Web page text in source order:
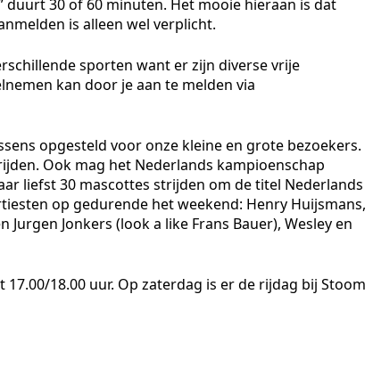
duurt 30 of 60 minuten. Het mooie hieraan is dat
is alleen wel verplicht.
sporten want er zijn diverse vrije
kan door je aan te melden via
opgesteld voor onze kleine en grote bezoekers.
Ook mag het Nederlands kampioenschap
liefst 30 mascottes strijden om de titel Nederlands
op gedurende het weekend: Henry Huijsmans,
Jonkers (look a like Frans Bauer), Wesley en
18.00 uur. Op zaterdag is er de rijdag bij Stoom